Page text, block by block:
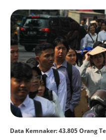
Data Kemnaker: 43.805 Orang